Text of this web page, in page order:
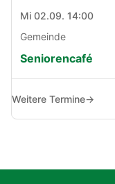
Mi 02.09. 14:00
Gemeinde
Seniorencafé
Weitere Termine→